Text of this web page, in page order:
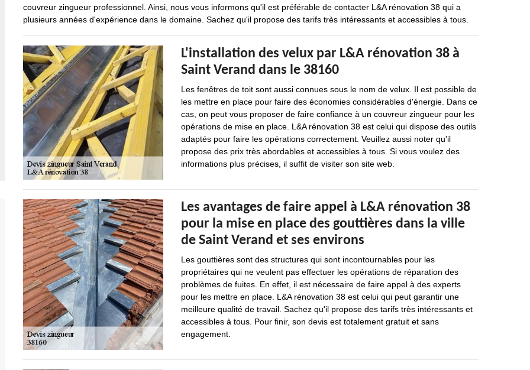
couvreur zingueur professionnel. Ainsi, nous vous informons qu'il est préférable de contacter L&A rénovation 38 qui a
plusieurs années d'expérience dans le domaine. Sachez qu'il propose des tarifs très intéressants et accessibles à tous.
L'installation des velux par L&A rénovation 38 à
Saint Verand dans le 38160
Les fenêtres de toit sont aussi connues sous le nom de velux. Il est possible de
les mettre en place pour faire des économies considérables d'énergie. Dans ce
cas, on peut vous proposer de faire confiance à un couvreur zingueur pour les
opérations de mise en place. L&A rénovation 38 est celui qui dispose des outils
adaptés pour faire les opérations correctement. Veuillez aussi noter qu'il
propose des prix très abordables et accessibles à tous. Si vous voulez des
informations plus précises, il suffit de visiter son site web.
Les avantages de faire appel à L&A rénovation 38
pour la mise en place des gouttières dans la ville
de Saint Verand et ses environs
Les gouttières sont des structures qui sont incontournables pour les
propriétaires qui ne veulent pas effectuer les opérations de réparation des
problèmes de fuites. En effet, il est nécessaire de faire appel à des experts
pour les mettre en place. L&A rénovation 38 est celui qui peut garantir une
meilleure qualité de travail. Sachez qu'il propose des tarifs très intéressants et
accessibles à tous. Pour finir, son devis est totalement gratuit et sans
engagement.